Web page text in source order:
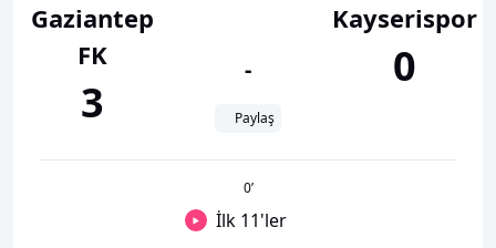
Gaziantep
FK
3
-
Paylaş
Kayserispor
0
0’
İlk 11'ler